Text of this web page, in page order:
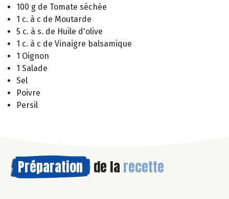
100 g de Tomate séchée
1 c. à c de Moutarde
5 c. à s. de Huile d'olive
1 c. à c de Vinaigre balsamique
1 Oignon
1 Salade
Sel
Poivre
Persil
Préparation de la recette